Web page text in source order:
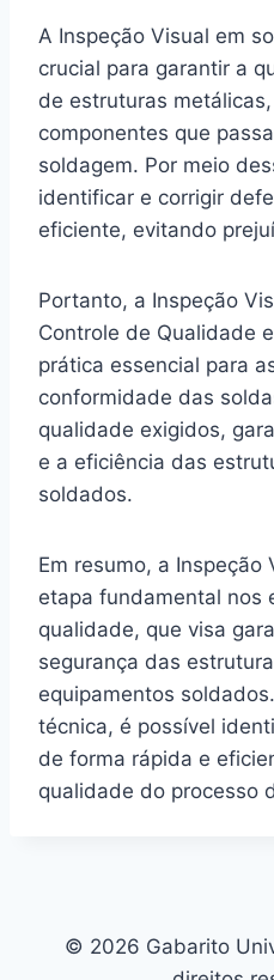
A Inspeção Visual em
crucial para garantir a
de estruturas
componentes que
soldagem. Por meio
identificar e corrigir
eficiente, evitando
Portanto, a Inspeção
Controle de Qualidade
prática essencial para
conformidade das
qualidade exigidos,
e a eficiência das
soldados.
Em resumo, a Inspeção
etapa fundamental nos
qualidade, que visa
segurança das
equipamentos
técnica, é possível
de forma rápida e
qualidade do processo
© 2026 Gabarito